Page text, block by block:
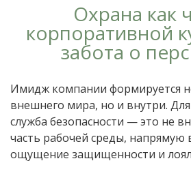
Охрана как
корпоративной
забота о
Имидж компании формируется
внешнего мира, но и внутри.
служба безопасности — это не
часть рабочей среды,
ощущение защищенности и